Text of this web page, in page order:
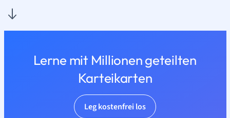
Lerne mit Millionen geteilten
Karteikarten
Leg kostenfrei los